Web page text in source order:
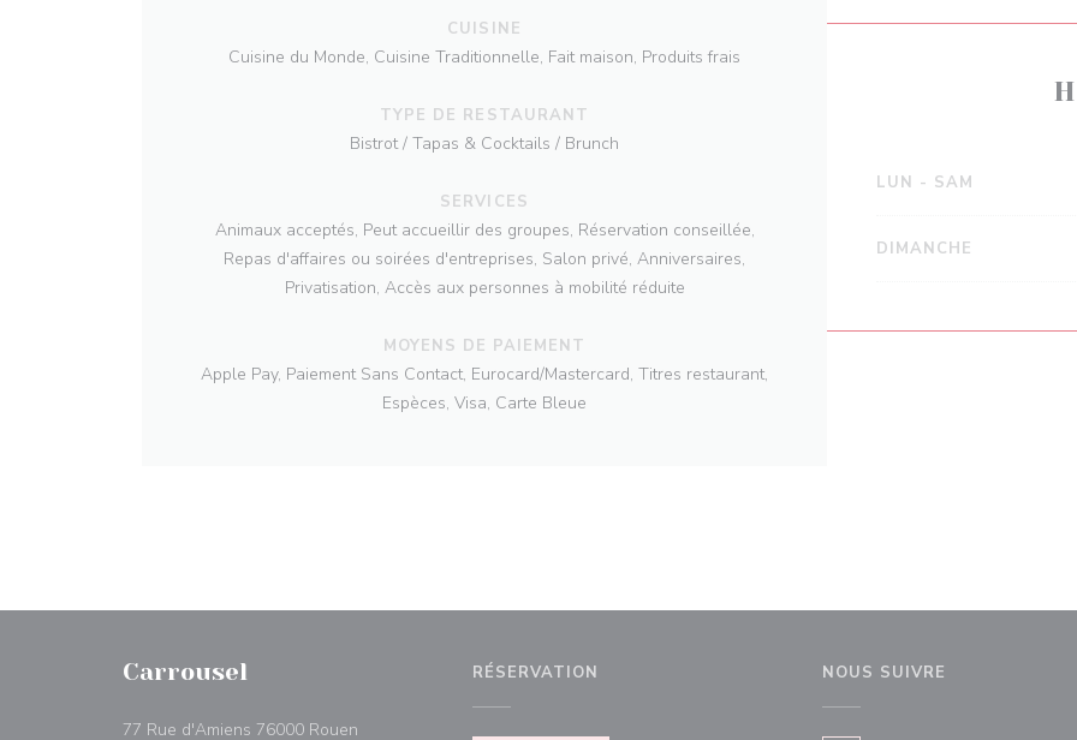
CUISINE
Cuisine du Monde, Cuisine Traditionnelle, Fait maison, Produits frais
TYPE DE RESTAURANT
Bistrot / Tapas & Cocktails / Brunch
SERVICES
Animaux acceptés, Peut accueillir des groupes, Réservation conseillée,
Repas d'affaires ou soirées d'entreprises, Salon privé, Anniversaires,
Privatisation, Accès aux personnes à mobilité réduite
MOYENS DE PAIEMENT
Apple Pay, Paiement Sans Contact, Eurocard/Mastercard, Titres restaurant,
Espèces, Visa, Carte Bleue
LUN - SAM
DIMANCHE
Carrousel
77 Rue d'Amiens 76000 Rouen
RÉSERVATION NOUS SUIVRE